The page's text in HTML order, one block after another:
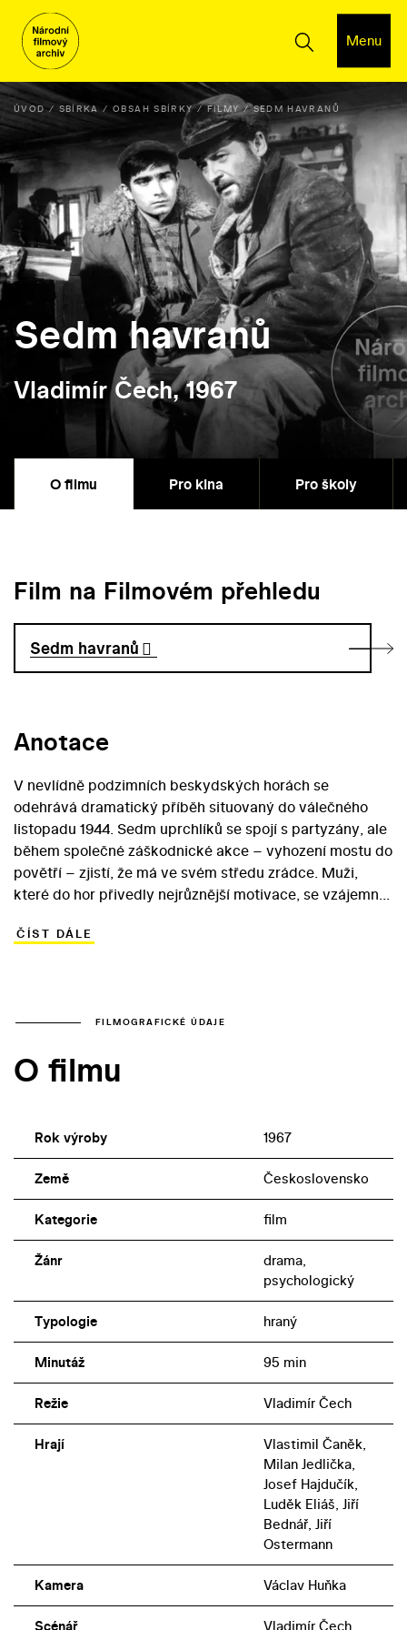
Menu
ÚVOD SBÍRKA OBSAH SBÍRKY FILMY SEDM HAVRANŮ
Sedm havranů
Vladimír Čech, 1967
O filmu Pro kina Pro školy
Film na Filmovém přehledu
Sedm havranů
Anotace
V nevlídně podzimních beskydských horách se
odehrává dramatický příběh situovaný do válečného
listopadu 1944. Sedm uprchlíků se spojí s partyzány, ale
během společné záškodnické akce – vyhození mostu do
povětří – zjistí, že má ve svém středu zrádce. Muži,
které do hor přivedly nejrůznější motivace, se vzájemně
ozbrojeným německým oddílem... Zkušený režisér
havranů poprvé vyzkoušel silné, dramatické válečné
prostředí – beskydských horách. V hlavních rolích
ČÍST DÁLE
FILMOGRAFICKÉ ÚDAJE
O filmu
Rok výroby 1967
Země Československo
Kategorie film
Žánr
drama,
psychologický
Typologie hraný
Minutáž 95 min
Režie Vladimír Čech
Hrají
Vlastimil Čaněk,
Milan Jedlička,
Josef Hajdučík,
Luděk Eliáš, Jiří
Bednář, Jiří
Ostermann
Kamera Václav Huňka